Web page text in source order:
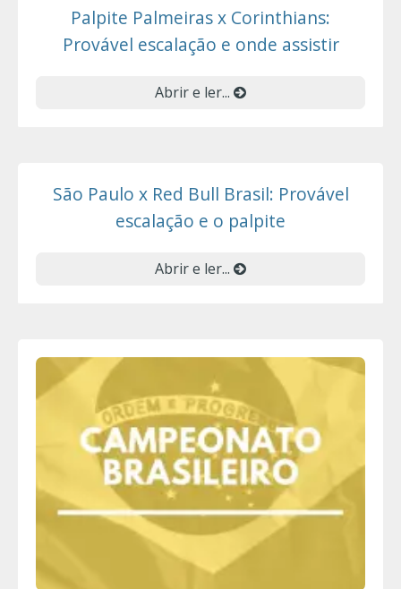
Palpite Palmeiras x Corinthians:
Provável escalação e onde assistir
Abrir e ler...
São Paulo x Red Bull Brasil: Provável
escalação e o palpite
Abrir e ler...